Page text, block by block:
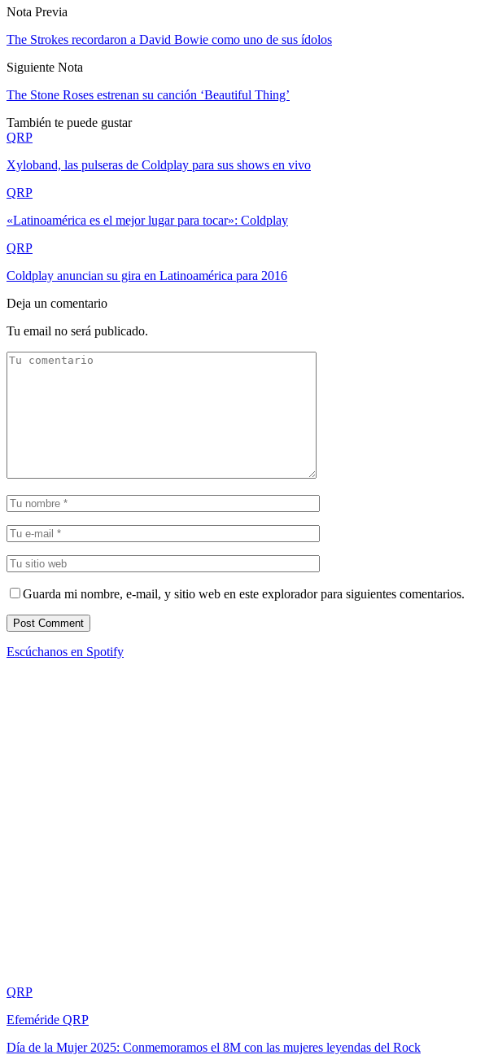
Nota Previa
The Strokes recordaron a David Bowie como uno de sus ídolos
Siguiente Nota
The Stone Roses estrenan su canción ‘Beautiful Thing’
También te puede gustar
QRP
Xyloband, las pulseras de Coldplay para sus shows en vivo
QRP
«Latinoamérica es el mejor lugar para tocar»: Coldplay
QRP
Coldplay anuncian su gira en Latinoamérica para 2016
Deja un comentario
Tu email no será publicado.
Guarda mi nombre, e-mail, y sitio web en este explorador para siguientes comentarios.
Escúchanos en Spotify
QRP
Efeméride QRP
Día de la Mujer 2025: Conmemoramos el 8M con las mujeres leyendas del Rock